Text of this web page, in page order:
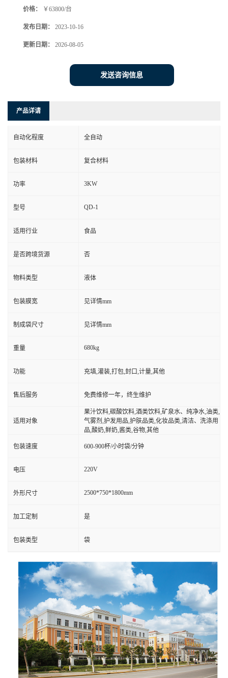
价格： ￥63800/台
发布日期： 2023-10-16
更新日期： 2026-08-05
发送咨询信息
产品详请
自动化程度 全自动
包装材料 复合材料
功率 3KW
型号 QD-1
适用行业 食品
是否跨境货源 否
物料类型 液体
包装膜宽 见详情mm
制成袋尺寸 见详情mm
重量 680kg
功能 充填,灌装,打包,封口,计量,其他
售后服务 免费维修一年，终生维护
适用对象
果汁饮料,碳酸饮料,酒类饮料,矿泉水、纯净水,油类,
气雾剂,护发用品,护肤品类,化妆品类,清洁、洗涤用
品,酸奶,鲜奶,酱类,谷物,其他
包装速度 600-900杯/小时袋/分钟
电压 220V
外形尺寸 2500*750*1800mm
加工定制 是
包装类型 袋